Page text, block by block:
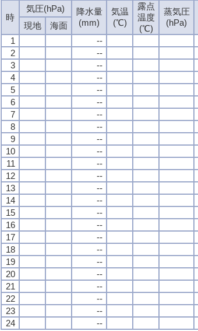
時
気圧(hPa)
降水量
(mm)
気温
(℃)
露点
温度
(℃)
蒸気圧
(hPa)
現地 海面
1
--
2
--
3
--
4
--
5
--
6
--
7
--
8
--
9
--
10
--
11
--
12
--
13
--
14
--
15
--
16
--
17
--
18
--
19
--
20
--
21
--
22
--
23
--
24
--